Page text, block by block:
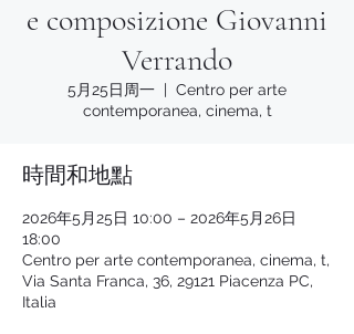
e composizione Giovanni
Verrando
5月25日周一
  |
Centro per arte
contemporanea, cinema, t
時間和地點
2026年5月25日 10:00 – 2026年5月26日
18:00
Centro per arte contemporanea, cinema, t,
Via Santa Franca, 36, 29121 Piacenza PC,
Italia